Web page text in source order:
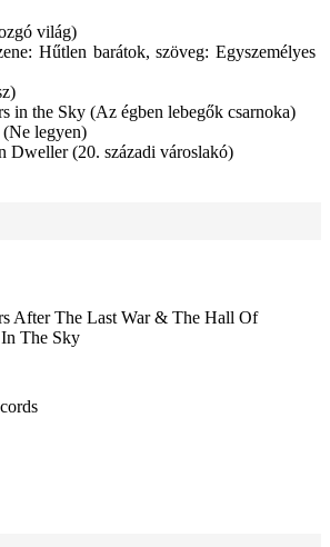
világ)
Hűtlen barátok, szöveg: Egyszemélyes
in the Sky (Az égben lebegők csarnoka)
(Ne legyen)
Dweller (20. századi városlakó)
After The Last War & The Hall Of
The Sky